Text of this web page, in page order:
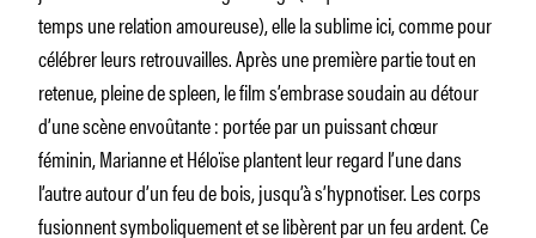
temps une relation amoureuse), elle la sublime ici, comme pour
célébrer leurs retrouvailles. Après une première partie tout en
retenue, pleine de spleen, le film s’embrase soudain au détour
d’une scène envoûtante : portée par un puissant chœur
féminin, Marianne et Héloïse plantent leur regard l’une dans
l’autre autour d’un feu de bois, jusqu’à s’hypnotiser. Les corps
fusionnent symboliquement et se libèrent par un feu ardent. Ce